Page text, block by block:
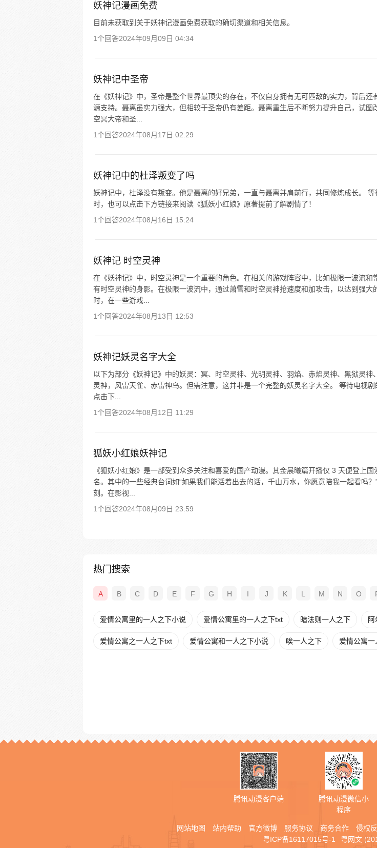
妖神记漫画免费
目前未获取到关于妖神记漫画免费获取的确切渠道和相关信息。
1个回答2024年09月09日 04:34
妖神记中圣帝
在《妖神记》中，圣帝是整个世界最顶尖的存在，不仅自身拥有无可匹敌的实力，背后还
源支持。聂离虽实力强大，但相较于圣帝仍有差距。聂离重生后不断努力提升自己，试图
空冥大帝和圣...
1个回答2024年08月17日 02:29
妖神记中的杜泽叛变了吗
妖神记中，杜泽没有叛变。他是聂离的好兄弟，一直与聂离并肩前行，共同修炼成长。 等
时，也可以点击下方链接来阅读《狐妖小红娘》原著提前了解剧情了！
1个回答2024年08月16日 15:24
妖神记 时空灵神
在《妖神记》中，时空灵神是一个重要的角色。在相关的游戏阵容中，比如极限一波流和
有时空灵神的身影。在极限一波流中，通过萧雪和时空灵神抢速度和加攻击，以达到强大
时，在一些游戏...
1个回答2024年08月13日 12:53
妖神记妖灵名字大全
以下为部分《妖神记》中的妖灵：冥、时空灵神、光明灵神、羽焰、赤焰灵神、黑狱灵神
灵神，风雷天雀、赤雷神鸟。但需注意，这并非是一个完整的妖灵名字大全。 等待电视剧
点击下...
1个回答2024年08月12日 11:29
狐妖小红娘妖神记
《狐妖小红娘》是一部受到众多关注和喜爱的国产动漫。其金晨曦篇开播仅 3 天便登上国
名。其中的一些经典台词如“如果我们能活着出去的话，千山万水，你愿意陪我一起看吗？
刻。在影视...
1个回答2024年08月09日 23:59
热门搜索
A B C D E F G H I J K L M N O
爱情公寓里的一人之下小说 爱情公寓里的一人之下txt 暗法则一人之下
爱情公寓之一人之下txt 爱情公寓和一人之下小说 唉一人之下 爱情公寓一
腾讯动漫客户端
腾讯动漫微信小
程序
网站地图 站内帮助 官方微博 服务协议 商务合作 侵权
粤ICP备16117015号-1
粤网文